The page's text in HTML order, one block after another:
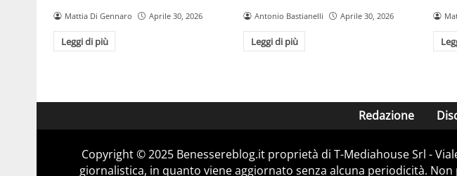
Mattia Di Gennaro Aprile 30, 2026
Leggi di più
Antonio Bastianelli Aprile 30, 2026
Leggi di più
Redazione
Copyright © 2025 Benessereblog.it proprietà di T-Mediahouse Srl -
giornalistica, in quanto viene aggiornato senza alcuna periodicità.